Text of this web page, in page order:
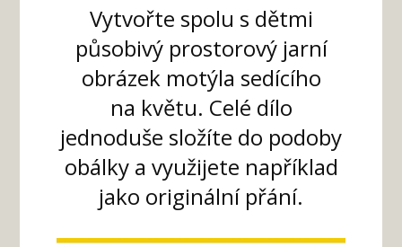
Vytvořte spolu s dětmi
působivý prostorový jarní
obrázek motýla sedícího
na květu. Celé dílo
jednoduše složíte do podoby
obálky a využijete například
jako originální přání.